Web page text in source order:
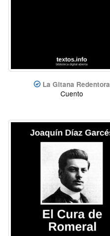
La Gitana Redentora
Cuento